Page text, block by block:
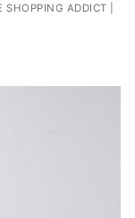
SHOPPING ADDICT